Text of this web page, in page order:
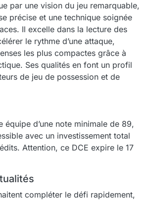
par une vision du jeu remarquable,
précise et une technique soignée
Il excelle dans la lecture des
le rythme d’une attaque,
les plus compactes grâce à
Ses qualités en font un profil
de jeu de possession et de
équipe d’une note minimale de 89,
avec un investissement total
Attention, ce DCE expire le 17
compléter le défi rapidement,